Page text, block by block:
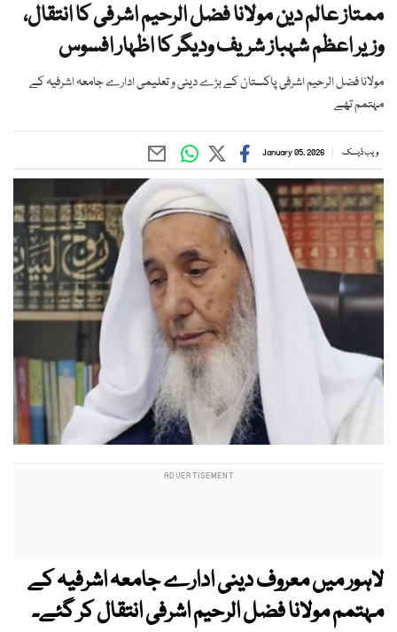
ممتاز عالم دین مولانا فضل الرحیم اشرفی کا انتقال،
وزیر اعظم شہباز شریف ودیگر کا اظہار افسوس
مولانا فضل الرحیم اشرفی پاکستان کے بڑے دینی و تعلیمی ادارے جامعہ اشرفیہ کے
مہتمم تھے
ویب ڈیسک January 05, 2026
لاہور میں معروف دینی ادارے جامعہ اشرفیہ کے
مہتمم مولانا فضل الرحیم اشرفی انتقال کر گئے۔